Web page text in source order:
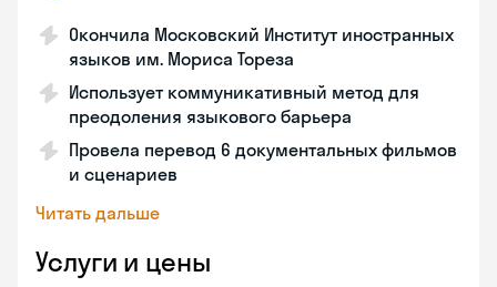
Окончила Московский Институт иностранных
языков им. Мориса Тореза
Использует коммуникативный метод для
преодоления языкового барьера
Провела перевод 6 документальных фильмов
и сценариев
Читать дальше
Услуги и цены